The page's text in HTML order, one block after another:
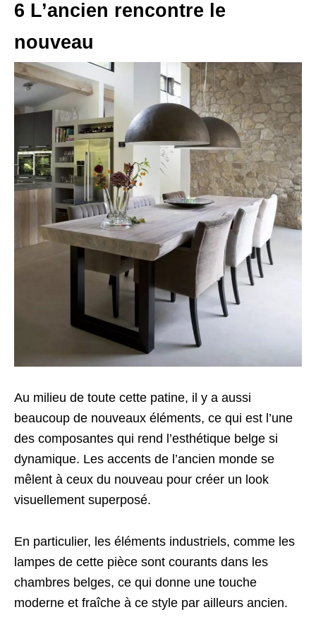
6 L’ancien rencontre le
nouveau
Au milieu de toute cette patine, il y a aussi
beaucoup de nouveaux éléments, ce qui est l’une
des composantes qui rend l’esthétique belge si
dynamique. Les accents de l’ancien monde se
mêlent à ceux du nouveau pour créer un look
visuellement superposé.
En particulier, les éléments industriels, comme les
lampes de cette pièce sont courants dans les
chambres belges, ce qui donne une touche
moderne et fraîche à ce style par ailleurs ancien.